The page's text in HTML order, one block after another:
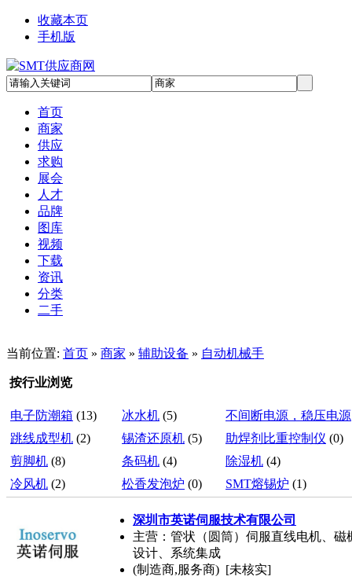
收藏本页
手机版
首页
商家
供应
求购
展会
人才
品牌
图库
视频
下载
资讯
分类
二手
当前位置: 首页 » 商家 » 辅助设备 » 自动机械手
按行业浏览
电子防潮箱 (13) 冰水机 (5)
不间断电源，稳压电源
跳线成型机 (2) 锡渣还原机 (5) 助焊剂比重控制仪 (0)
剪脚机 (8) 条码机 (4) 除湿机 (4)
冷风机 (2) 松香发泡炉 (0) SMT熔锡炉 (1)
深圳市英诺伺服技术有限公司
主营：管状（圆筒）伺服直线电机、
设计、系统集成
(制造商,服务商) [未核实]